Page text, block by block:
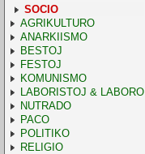
SOCIO
AGRIKULTURO
ANARKIISMO
BESTOJ
FESTOJ
KOMUNISMO
LABORISTOJ & LABORO
NUTRADO
PACO
POLITIKO
RELIGIO